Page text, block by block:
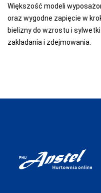
Większość modeli
oraz wygodne zapięcie w
bielizny do wzrostu i
zakładania i zdejmowania.